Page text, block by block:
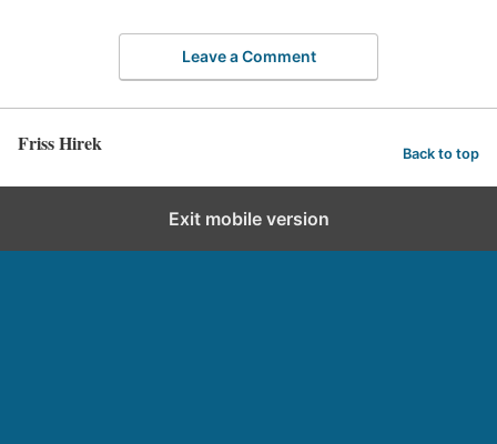
Leave a Comment
Friss Hirek Back to top
Exit mobile version